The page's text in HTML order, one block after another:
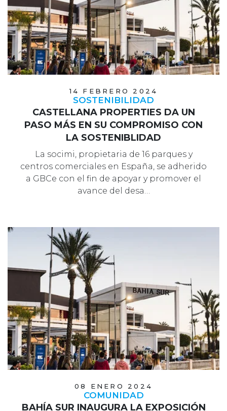
14 FEBRERO 2024
SOSTENIBILIDAD
CASTELLANA PROPERTIES DA UN
PASO MÁS EN SU COMPROMISO CON
LA SOSTENIBLIDAD
La socimi, propietaria de 16 parques y
centros comerciales en España, se adherido
a GBCe con el fin de apoyar y promover el
avance del desa…
08 ENERO 2024
COMUNIDAD
BAHÍA SUR INAUGURA LA EXPOSICIÓN